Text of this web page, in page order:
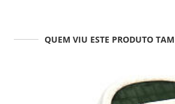
QUEM VIU ESTE PRODUTO